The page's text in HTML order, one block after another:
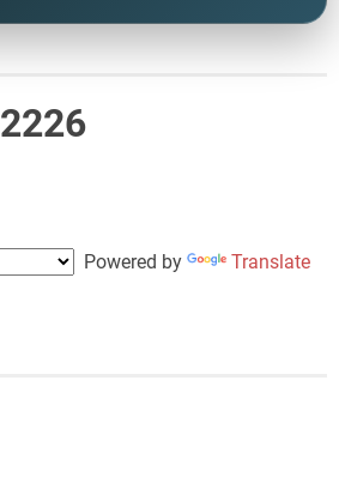
2226
Powered by Translate